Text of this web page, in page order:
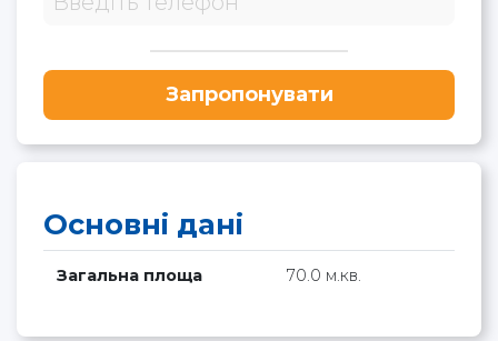
Запропонувати
Основні дані
Загальна площа 70.0 м.кв.